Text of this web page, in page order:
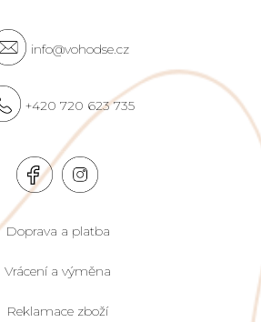
info@vohodse.cz
+420 720 623 735
Doprava a platba
Vrácení a výměna
Reklamace zboží